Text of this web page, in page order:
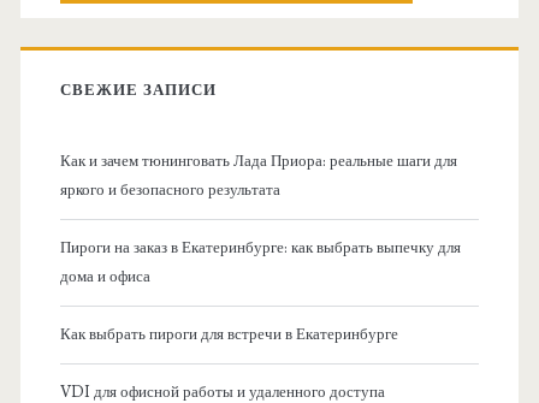
:
СВЕЖИЕ ЗАПИСИ
Как и зачем тюнинговать Лада Приора: реальные шаги для
яркого и безопасного результата
Пироги на заказ в Екатеринбурге: как выбрать выпечку для
дома и офиса
Как выбрать пироги для встречи в Екатеринбурге
VDI для офисной работы и удаленного доступа